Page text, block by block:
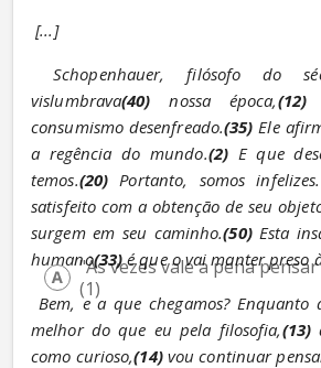
[...]
Schopenhauer, filósofo do
vislumbrava(40) nossa época,(12)
consumismo desenfreado.(35) Ele
a regência do mundo.(2) E que
temos.(20) Portanto, somos
satisfeito com a obtenção de seu
surgem em seu caminho.(50) Esta
humano(33) é que o vai manter preso
Bem, e a que chegamos?
melhor do que eu pela filosofia,(13)
como curioso,(14) vou continuar
"Às vezes vale a pena
(1)